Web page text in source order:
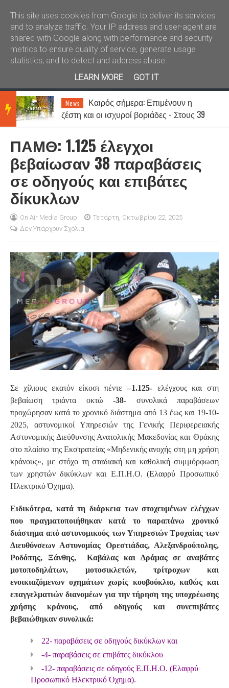
Καλώς ήλθατε Kral News
BRE
AKIN
NEW
News
Καιρός σήμερα: Επιμένουν η
ζέστη και οι ισχυροί βοριάδες - Στους 39
ΠΑΜΘ: 1.125 έλεγχοι
βεβαίωσαν 38 παραβάσεις
σε οδηγούς και επιβάτες
δίκυκλων
On Air Media Group
Τετάρτη, Οκτωβρίου 22, 2025
Δεν Υπάρχουν Σχόλια
Σε χίλιους εκατόν είκοσι πέντε –1.125- ελέγχους και στη
βεβαίωση τριάντα οκτώ-38- συνολικά παραβάσεων
προχώρησαν κατά το χρονικό διάστημα από 13 έως και 19-10-
2025, αστυνομικοί Υπηρεσιών της Γενικής Περιφερειακής
Αστυνομικής Διεύθυνσης Ανατολικής Μακεδονίας και Θράκης
στο πλαίσιο της Εκστρατείας «Μηδενικής ανοχής στη μη χρήση
κράνους», με στόχο τη σταδιακή και καθολική συμμόρφωση
των χρηστών δικύκλων και Ε.Π.Η.Ο. (Ελαφρύ Προσωπικό
Ηλεκτρικό Όχημα).
Ειδικότερα, κατά τη διάρκεια των στοχευμένων ελέγχων
που πραγματοποιήθηκαν κατά το παραπάνω χρονικό
διάστημα από αστυνομικούς των Υπηρεσιών Τροχαίας των
Διευθύνσεων Αστυνομίας Ορεστιάδας, Αλεξανδρούπολης,
Ροδόπης, Ξάνθης, Καβάλας και Δράμας σε αναβάτες
μοτοποδηλάτων, μοτοσικλετών, τρίτροχων και
ενοικιαζόμενων οχημάτων χωρίς κουβούκλιο, καθώς και
επαγγελματιών διανομέων για την τήρηση της υποχρέωσης
χρήσης κράνους, από οδηγούς και συνεπιβάτες
βεβαιώθηκαν συνολικά:
22- παραβάσεις σε οδηγούς δικύκλων και
-4- παραβάσεις σε επιβάτες δικύκλου
-12- παραβάσεις σε οδηγούς Ε.Π.Η.Ο. (Ελαφρύ
Προσωπικό Ηλεκτρικό Όχημα).
This site uses cookies from Google to deliver its services
and to analyze traffic. Your IP address and user-agent are
shared with Google along with performance and security
metrics to ensure quality of service, generate usage
statistics, and to detect and address abuse.
LEARN MORE
GOT IT